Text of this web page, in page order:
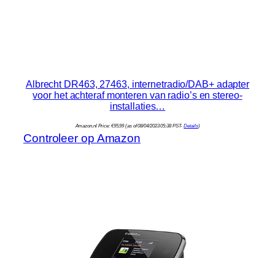
Albrecht DR463, 27463, internetradio/DAB+ adapter
voor het achteraf monteren van radio’s en stereo-
installaties…
Amazon.nl Price: €95.99(as of 08/04/2023 05:38 PST-Details)
Controleer op Amazon